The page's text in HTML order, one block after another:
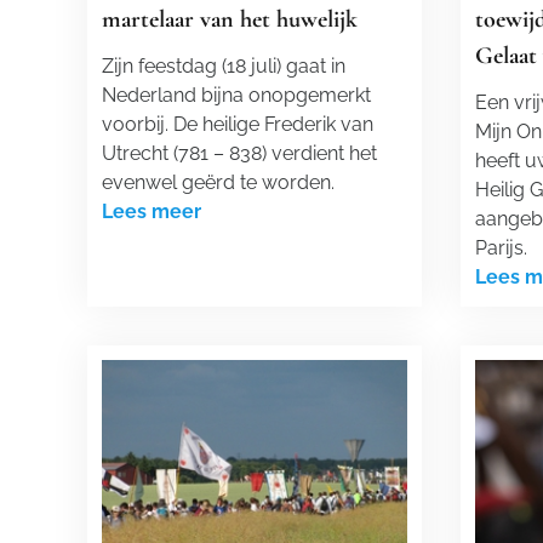
martelaar van het huwelijk
Zijn feestdag (18 juli) gaat in
Nederland bijna onopgemerkt
voorbij. De heilige Frederik van
Utrecht (781 – 838) verdient het
evenwel geërd te worden.
Lees meer
Gelaat
Een
Mijn
heeft
Heilig
Parijs.
Lees